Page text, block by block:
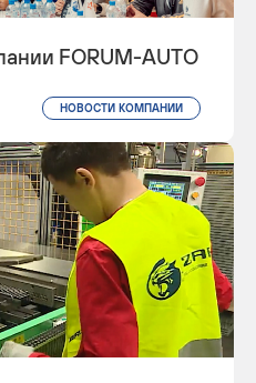
FORUM-AUTO
НОВОСТИ КОМПАНИИ